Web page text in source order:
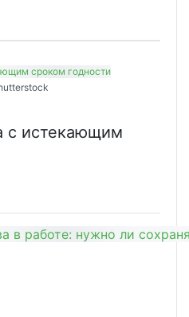
с истекающим